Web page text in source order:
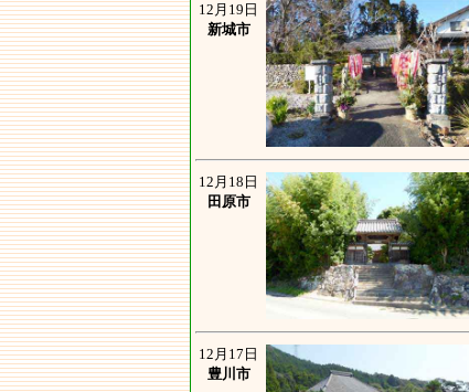
12月19日
新城市
12月18日
田原市
12月17日
豊川市